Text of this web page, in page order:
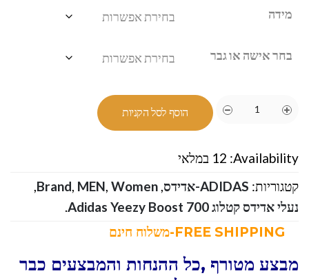
מידה
בחר אישה או גבר
הוסף לסל הקניות
Availability: 12 במלאי
קטגוריות: ADIDAS-אדידס ,
Brand, MEN, Women
,
נעלי אדידס קטלוג Adidas Yeezy Boost 700
.
מבצע מטורף ,כל ההנחות והמבצעים כבר